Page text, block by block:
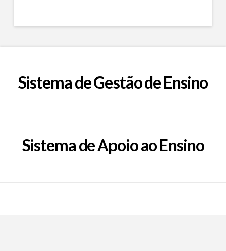
Sistema de Gestão de Ensino
Sistema de Apoio ao Ensino